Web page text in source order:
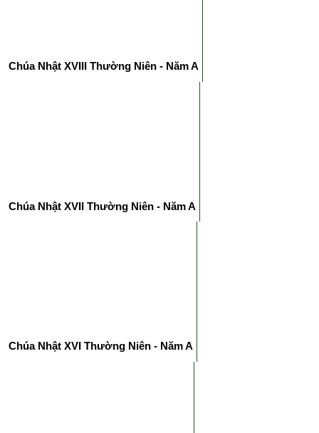
Chúa Nhật XVIII Thường Niên - Năm A
Chúa Nhật XVII Thường Niên - Năm A
Chúa Nhật XVI Thường Niên - Năm A